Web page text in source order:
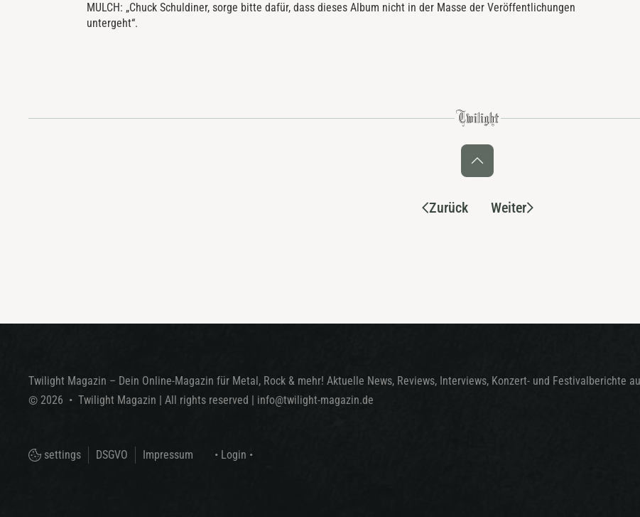
MULCH: „Chuck Schuldiner, sorge bitte dafür, dass dieses Album nicht in der Masse der Veröffentlichungen
untergeht“.
Zurück Weiter
Twilight Magazin – Dein Online-Magazin für Metal, Rock & mehr! Aktuelle News, Reviews, Interviews, Konzert- und Festivalberichte
© 2026 • Twilight Magazin | All rights reserved | info@twilight-magazin.de
settings DSGVO Impressum • Login •